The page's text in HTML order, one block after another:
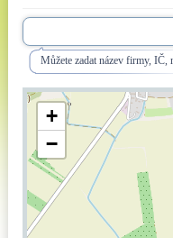
Můžete zadat název firmy, IČ,
+
−